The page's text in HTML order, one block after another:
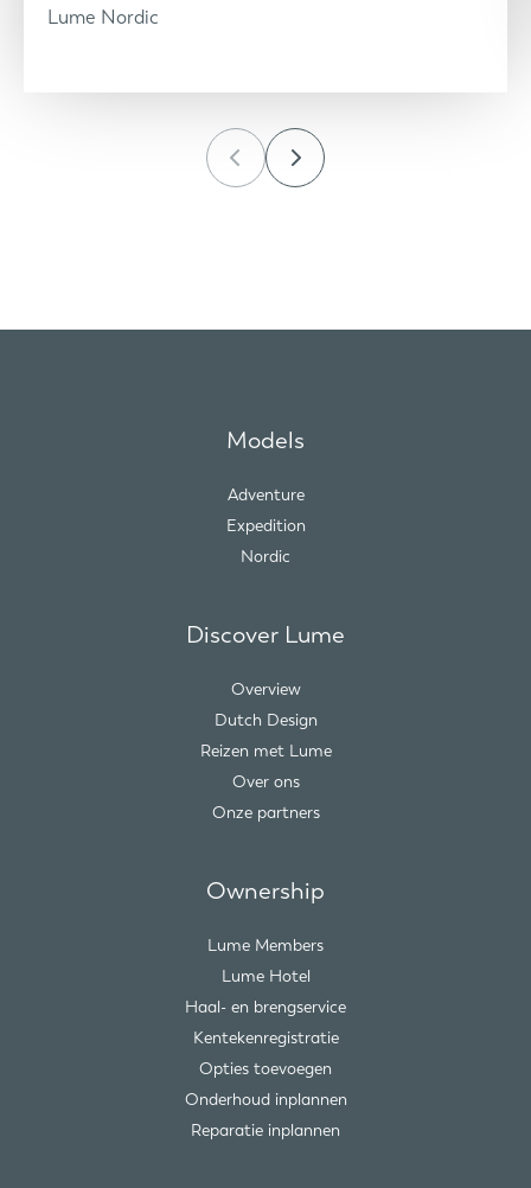
Lume Nordic
Models
Adventure
Expedition
Nordic
Discover Lume
Overview
Dutch Design
Reizen met Lume
Over ons
Onze partners
Ownership
Lume Members
Lume Hotel
Haal- en brengservice
Kentekenregistratie
Opties toevoegen
Onderhoud inplannen
Reparatie inplannen